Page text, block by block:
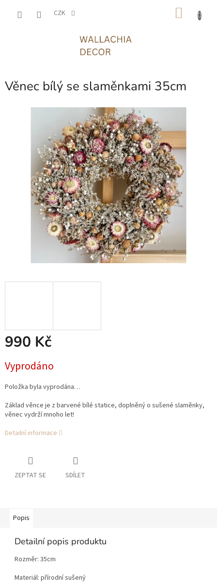
CZK
Věnec bílý se slaměnkami 35cm
990 Kč
cena:
Vyprodáno
Položka byla vyprodána…
Základ věnce je z barvené bílé statice, doplněný o sušené slaměnky,
věnec vydrží mnoho let!
Detailní informace
ZEPTAT SE SDÍLET
Popis
Detailní popis produktu
Rozměr: 35cm
Materiál: přírodní sušený